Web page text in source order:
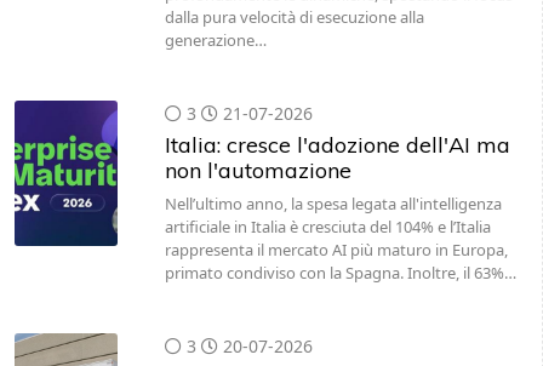
dalla pura velocità di esecuzione alla
generazione…
3 21-07-2026
Italia: cresce l'adozione dell'AI ma
non l'automazione
Nell’ultimo anno, la spesa legata all'intelligenza
artificiale in Italia è cresciuta del 104% e l’Italia
rappresenta il mercato AI più maturo in Europa,
primato condiviso con la Spagna. Inoltre, il 63%…
3 20-07-2026